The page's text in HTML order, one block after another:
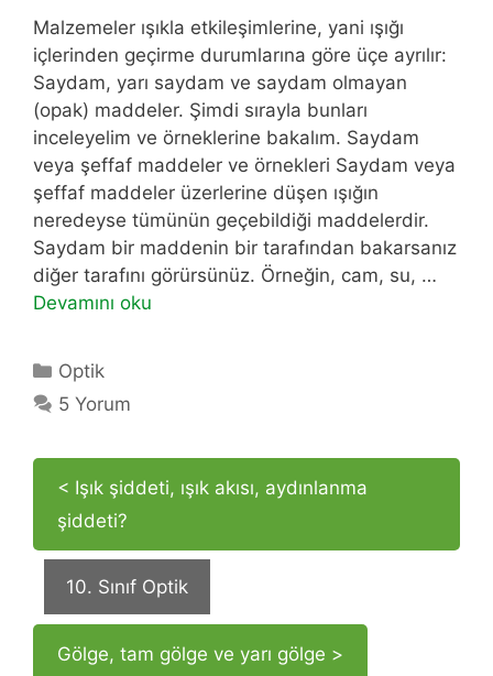
Malzemeler ışıkla etkileşimlerine, yani ışığı
içlerinden geçirme durumlarına göre üçe ayrılır:
Saydam, yarı saydam ve saydam olmayan
(opak) maddeler. Şimdi sırayla bunları
inceleyelim ve örneklerine bakalım. Saydam
veya şeffaf maddeler ve örnekleri Saydam veya
şeffaf maddeler üzerlerine düşen ışığın
neredeyse tümünün geçebildiği maddelerdir.
Saydam bir maddenin bir tarafından bakarsanız
diğer tarafını görürsünüz. Örneğin, cam, su, …
Devamını oku
Kategoriler
Optik
5 Yorum
< Işık şiddeti, ışık akısı, aydınlanma
şiddeti?
10. Sınıf Optik
Gölge, tam gölge ve yarı gölge >